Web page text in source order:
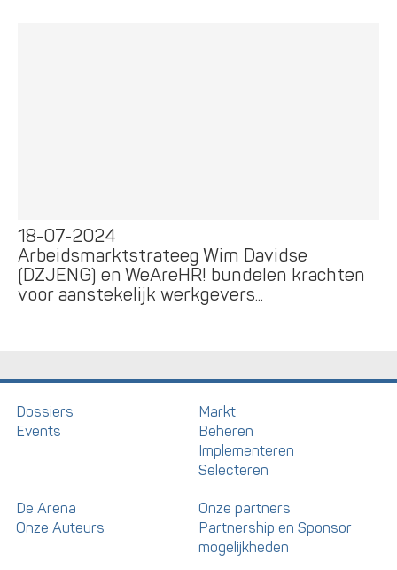
18-07-2024
Arbeidsmarktstrateeg Wim Davidse
(DZJENG) en WeAreHR! bundelen krachten
voor aanstekelijk werkgevers...
Dossiers
Events
Markt
Beheren
Implementeren
Selecteren
De Arena
Onze Auteurs
Onze partners
Partnership en Sponsor
mogelijkheden